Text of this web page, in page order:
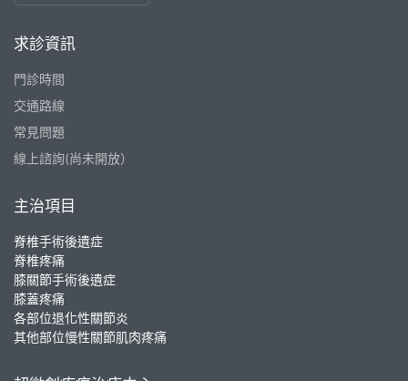
求診資訊
門診時間
交通路線
常見問題
線上諮詢(尚未開放）
主治項目
脊椎手術後遺症
脊椎疼痛
膝關節手術後遺症
膝蓋疼痛
各部位退化性關節炎
其他部位慢性關節肌肉疼痛